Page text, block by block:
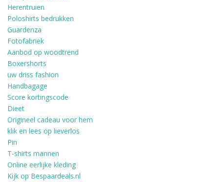
Herentruien
Poloshirts bedrukken
Guardenza
Fotofabriek
Aanbod op woodtrend
Boxershorts
uw driss fashion
Handbagage
Score kortingscode
Dieet
Origineel cadeau voor hem
klik en lees op lieverlos
Pin
T-shirts mannen
Online eerlijke kleding
Kijk op Bespaardeals.nl